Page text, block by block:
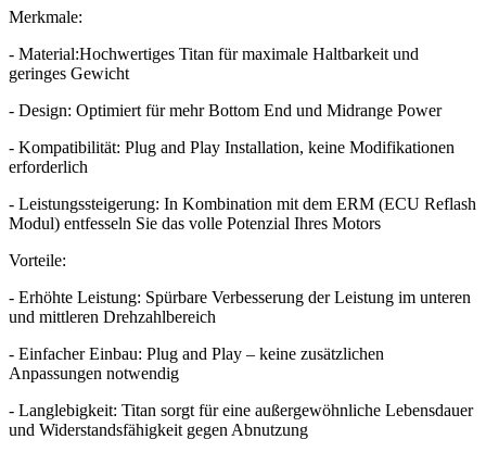
Merkmale:
- Material:Hochwertiges Titan für maximale Haltbarkeit und
geringes Gewicht
- Design: Optimiert für mehr Bottom End und Midrange Power
- Kompatibilität: Plug and Play Installation, keine Modifikationen
erforderlich
- Leistungssteigerung: In Kombination mit dem ERM (ECU Reflash
Modul) entfesseln Sie das volle Potenzial Ihres Motors
Vorteile:
- Erhöhte Leistung: Spürbare Verbesserung der Leistung im unteren
und mittleren Drehzahlbereich
- Einfacher Einbau: Plug and Play – keine zusätzlichen
Anpassungen notwendig
- Langlebigkeit: Titan sorgt für eine außergewöhnliche Lebensdauer
und Widerstandsfähigkeit gegen Abnutzung